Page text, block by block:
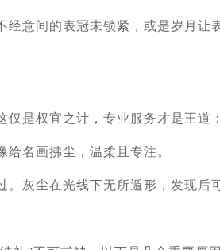
间的表冠未锁紧，或是岁月让
是权宜之计，专业服务才是王道：
名画拂尘，温柔且专注。
尘在光线下无所遁形，发现后